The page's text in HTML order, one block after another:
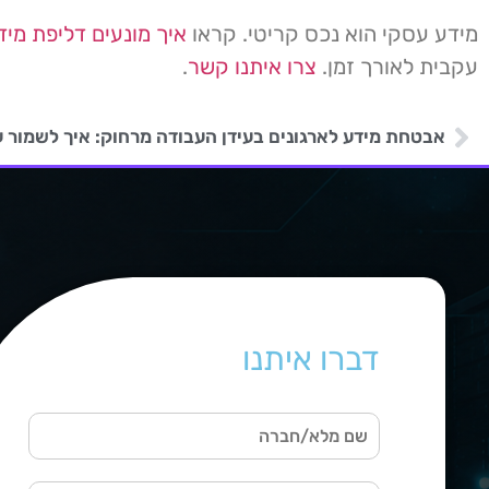
מידע עסקי הוא נכס קריטי. קראו איך מונעים דליפת
עקבית לאורך זמן. צרו איתנו קשר.
דברו איתנו
ש
ם
מ